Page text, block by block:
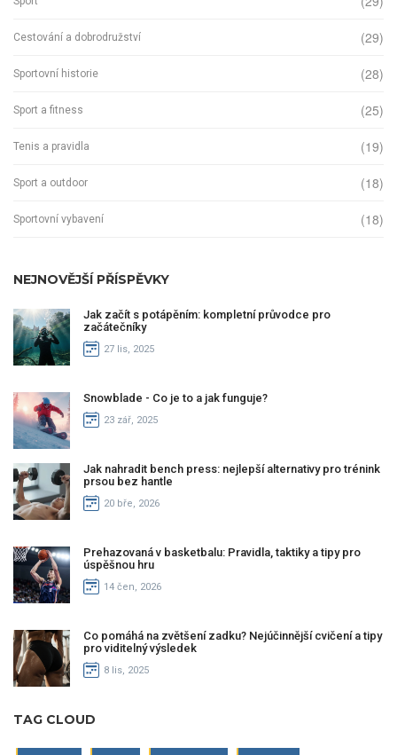
Cestování a dobrodružství (29)
Sportovní historie (28)
Sport a fitness (25)
Tenis a pravidla (19)
Sport a outdoor (18)
Sportovní vybavení (18)
NEJNOVĚJŠÍ PŘÍSPĚVKY
Jak začít s potápěním: kompletní průvodce pro
začátečníky
27 lis, 2025
Snowblade - Co je to a jak funguje?
23 zář, 2025
Jak nahradit bench press: nejlepší alternativy pro trénink
prsou bez hantle
20 bře, 2026
Prehazovaná v basketbalu: Pravidla, taktiky a tipy pro
úspěšnou hru
14 čen, 2026
Co pomáhá na zvětšení zadku? Nejúčinnější cvičení a tipy
pro viditelný výsledek
8 lis, 2025
TAG CLOUD